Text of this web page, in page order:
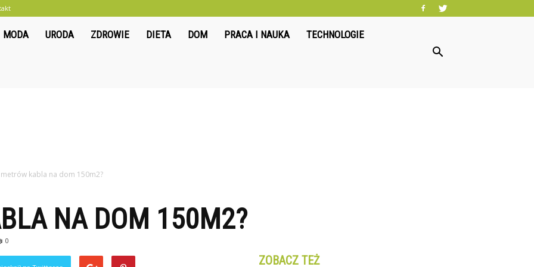
Oliwkowo.pl
MODA URODA ZDROWIE DIETA DOM PRACA I NAUKA TECHNOLOGIE
metrów kabla na dom 150m2?
NA DOM 150M2?
0
ZOBACZ TEŻ